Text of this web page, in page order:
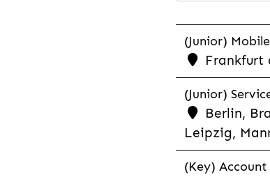
(Junior)
Frankfurt
(Junior)
Berlin,
Leipzig,
(Key)